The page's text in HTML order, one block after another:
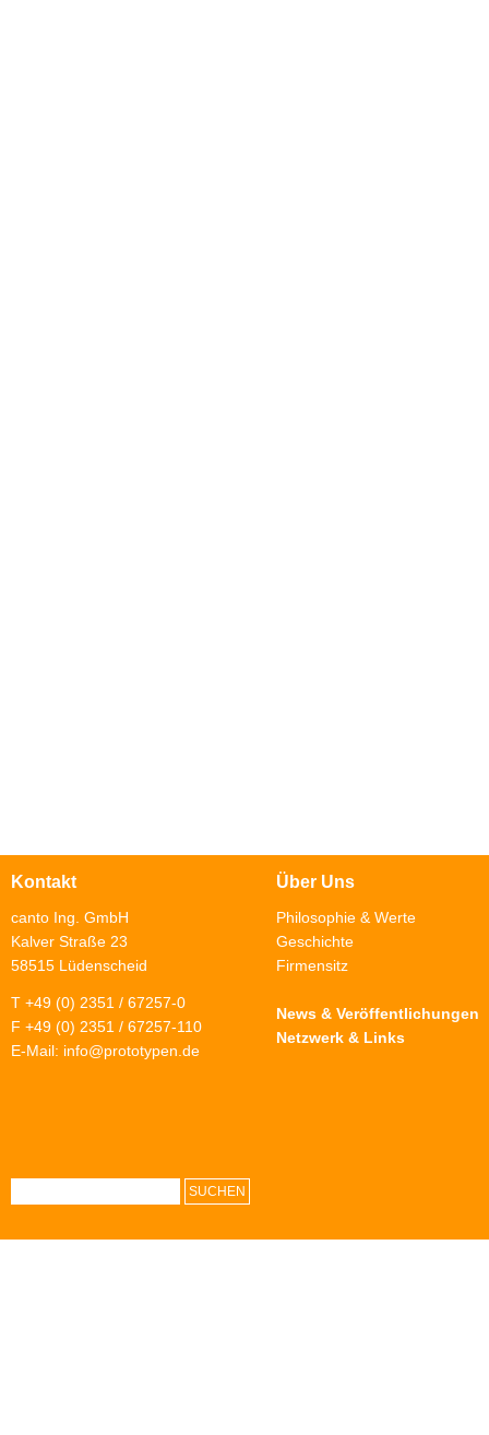
Kontakt
canto Ing. GmbH
Kalver Straße 23
58515 Lüdenscheid
T +49 (0) 2351 / 67257-0
F +49 (0) 2351 / 67257-110
E-Mail: info@prototypen.de
Über Uns
Philosophie & Werte
Geschichte
Firmensitz
News & Veröffentlichungen
Netzwerk & Links